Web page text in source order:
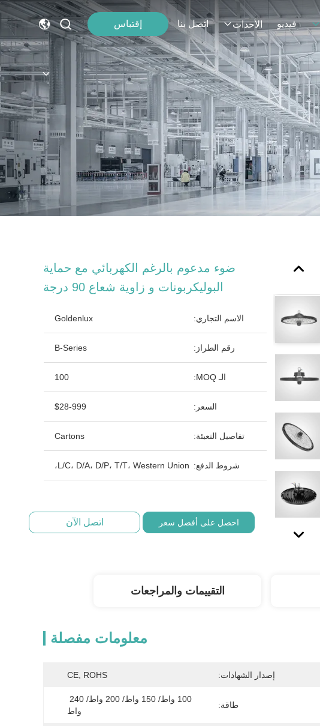
فيديو الأحداث اتصل بنا إقتباس
ضوء مدعوم بالرغم الكهربائي مع حماية
البوليكربونات و زاوية شعاع 90 درجة
الاسم التجاري: Goldenlux
رقم الطراز: B-Series
الـ MOQ: 100
السعر: $28-999
تفاصيل التعبئة: Cartons
شروط الدفع: L/C، D/A، D/P، T/T، Western Union،
احصل على أفضل سعر اتصل الآن
التقييمات والمراجعات
معلومات مفصلة
إصدار الشهادات: CE, ROHS
طاقة:
واط